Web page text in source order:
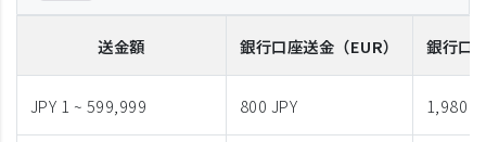
送金額 銀行口座送金 （EUR） 銀行口
JPY 1 ~ 599,999 800 JPY 1,980